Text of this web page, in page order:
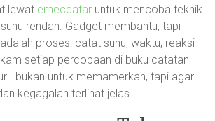
lewat emecqatar untuk mencoba teknik
rendah. Gadget membantu, tapi
proses: catat suhu, waktu, reaksi
setiap percobaan di buku catatan
untuk memamerkan, tapi agar
kegagalan terlihat jelas.